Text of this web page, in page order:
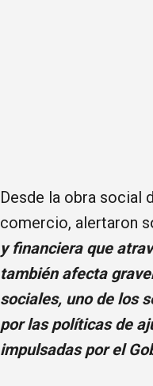
Desde la obra social
comercio, alertaron
y financiera que
también afecta
sociales, uno de los
por las políticas de
impulsadas por el